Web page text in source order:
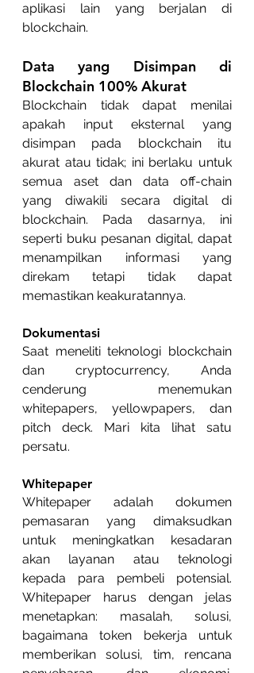
aplikasi lain yang berjalan di
blockchain.
Data yang Disimpan di
Blockchain 100% Akurat
Blockchain tidak dapat menilai
apakah input eksternal yang
disimpan pada blockchain itu
akurat atau tidak; ini berlaku untuk
semua aset dan data off-chain
yang diwakili secara digital di
blockchain. Pada dasarnya, ini
seperti buku pesanan digital, dapat
menampilkan informasi yang
direkam tetapi tidak dapat
memastikan keakuratannya.
Dokumentasi
Saat meneliti teknologi blockchain
dan cryptocurrency, Anda
cenderung menemukan
whitepapers, yellowpapers, dan
pitch deck. Mari kita lihat satu
persatu.
Whitepaper
Whitepaper adalah dokumen
pemasaran yang dimaksudkan
untuk meningkatkan kesadaran
akan layanan atau teknologi
kepada para pembeli potensial.
Whitepaper harus dengan jelas
menetapkan: masalah, solusi,
bagaimana token bekerja untuk
memberikan solusi, tim, rencana